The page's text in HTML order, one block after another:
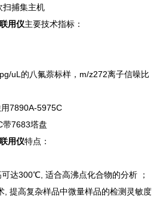
扫捕集主机
用仪主要技术指标：
uL的八氟萘标样，m/z272离子信噪比
7890A-5975C
带7683塔盘
用仪特点：
达300℃, 适合高沸点化合物的分析 ；
, 提高复杂样品中微量样品的检测灵敏度